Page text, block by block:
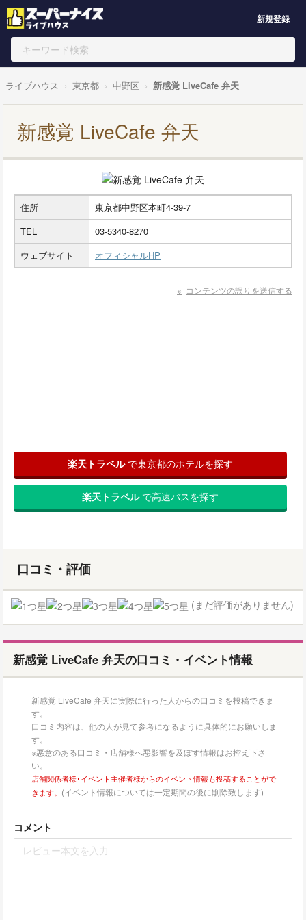
新規登録
ライブハウス 東京都 中野区 新感覚 LiveCafe 弁天
新感覚 LiveCafe 弁天
住所
東京都中野区本町4-39-7
TEL
03-5340-8270
ウェブサイト
オフィシャルHP
コンテンツの誤りを送信する
楽天トラベルで東京都のホテルを探す
楽天トラベルで高速バスを探す
口コミ・評価
(まだ評価がありません)
新感覚 LiveCafe 弁天の口コミ・イベント情報
新感覚 LiveCafe 弁天に実際に行った人からの口コミを投稿できま
す。
口コミ内容は、他の人が見て参考になるように具体的にお願いしま
す。
※悪意のある口コミ・店舗様へ悪影響を及ぼす情報はお控え下さ
い。
店舗関係者様･イベント主催者様からのイベント情報も投稿することがで
きます。 (イベント情報については一定期間の後に削除致します)
コメント